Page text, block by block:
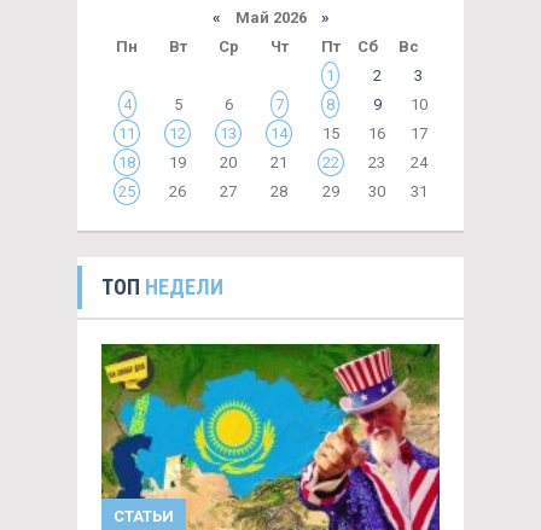
« Май 2026 »
Пн
Вт Ср Чт Пт Сб
Вс
1
2
3
4
5 6 7 8 9
10
11
12 13 14 15 16
17
18
19 20 21 22 23
24
25
26 27 28 29 30 31
ТОП НЕДЕЛИ
СТАТЬИ